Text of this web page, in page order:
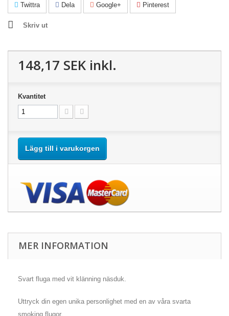
Twittra Dela Google+ Pinterest
Skriv ut
148,17 SEK inkl.
Kvantitet
Lägg till i varukorgen
MER INFORMATION
Svart fluga med vit klänning näsduk.
Uttryck din egen unika personlighet med en av våra svarta
smoking flugor.